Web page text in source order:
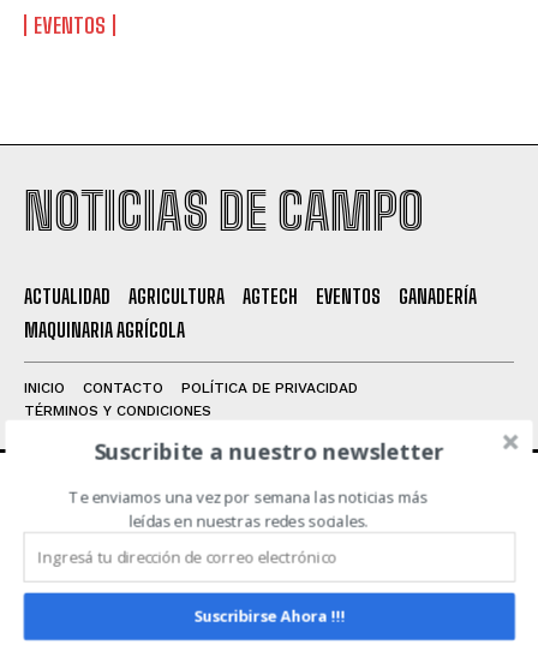
Leí y acepto laPolítica de Privacidad.
EVENTOS
NOTICIAS DE CAMPO
ACTUALIDAD AGRICULTURA AGTECH EVENTOS
GANADERÍA
MAQUINARIA AGRÍCOLA
INICIO CONTACTO
POLÍTICA DE PRIVACIDAD
TÉRMINOS Y CONDICIONES
ACERCA DE NOSOTROS
Noticias de Campo es un medio independiente
focalizado en Redes Sociales que intenta aglutinar
todas las noticias del sector en un sólo lugar.
Suscribite a nuestro newsletter
Te enviamos una vez por semana las noticias más
leídas en nuestras redes sociales.
Suscribirse Ahora !!!